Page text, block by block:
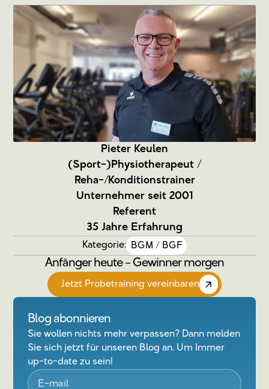
Pieter Keulen
(Sport-)Physiotherapeut /
Reha-/Konditionstrainer
Unternehmer seit 2001
Referent
35 Jahre Erfahrung
Kategorie: BGM / BGF
Anfänger heute – Gewinner morgen
Jetzt Probetraining vereinbaren
Blog abonnieren
Sie wollen nichts mehr verpassen? Dann melden
Sie sich jetzt für unseren Blog an. Um Immer
up-to-date zu sein!